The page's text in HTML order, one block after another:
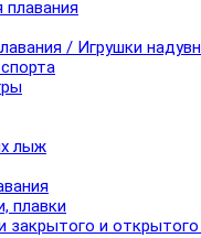
/ Игрушки
лыж
плавки
закрытого и